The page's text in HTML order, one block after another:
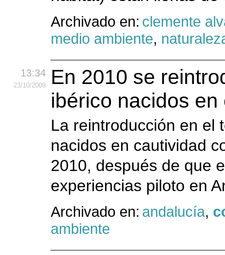
Archivado en: clemente
medio ambiente,
13:34
23/10/2009
En 2010 se
ibérico nacidos en
La reintroducción en el
nacidos en cautividad
2010, después de que
experiencias piloto en
Archivado en: andalucía,
ambiente